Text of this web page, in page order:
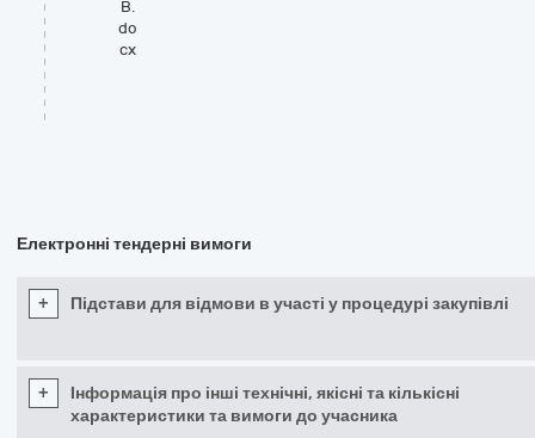
В.
do
cx
Електронні тендерні вимоги
+ Підстави для відмови в участі у процедурі закупівлі
+
Інформація про інші технічні, якісні та кількісні
характеристики та вимоги до учасника